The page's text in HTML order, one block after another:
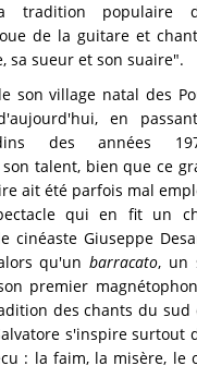
tradition populaire
de la guitare et
sa sueur et son suaire".
son village natal des
en
des années
talent, bien que ce
ait été parfois mal
qui en fit un
cinéaste Giuseppe
qu'unbarracato, un
premier
des chants du sud
s'inspire surtout
: la faim, la misère, le